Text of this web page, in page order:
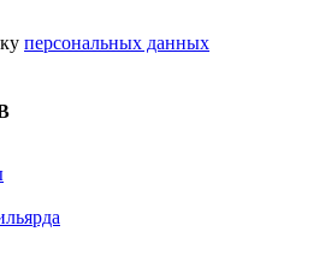
персональных данных